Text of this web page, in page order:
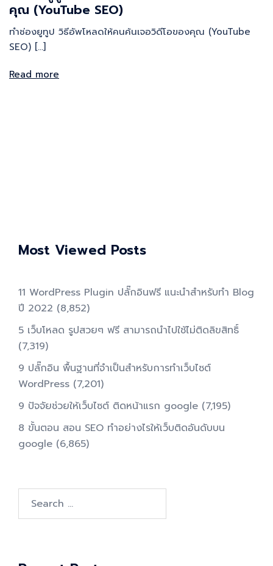
คุณ (YouTube SEO)
ทําช่องยูทูป วิธีอัพโหลดให้คนค้นเจอวิดีโอของคุณ (YouTube
SEO) […]
Read more
Most Viewed Posts
11 WordPress Plugin ปลั๊กอินฟรี แนะนำสำหรับทำ Blog
ปี 2022 (8,852)
5 เว็บโหลด รูปสวยๆ ฟรี สามารถนำไปใช้ไม่ติดลิขสิทธิ์
(7,319)
9 ปลั๊กอิน พื้นฐานที่จำเป็นสำหรับการทําเว็บไซต์
WordPress (7,201)
9 ปัจจัยช่วยให้เว็บไซต์ ติดหน้าแรก google (7,195)
8 ขั้นตอน สอน SEO ทําอย่างไรให้เว็บติดอันดับบน
google (6,865)
for: